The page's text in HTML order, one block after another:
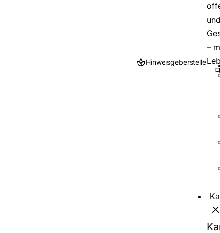
–
Hinweisgeberstelle